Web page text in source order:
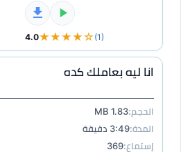
4.0★★★★☆ (1)
انا ليه بعاملك كده
الحجم:1.83 MB
المدة:3:49 دقيقة
إستماع:369